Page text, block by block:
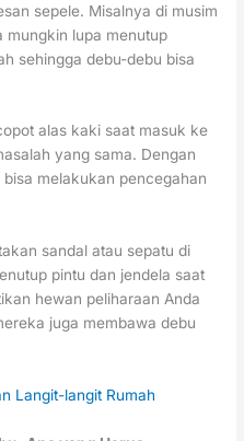
sepele. Misalnya di musim
mungkin lupa menutup
sehingga debu-debu bisa
alas kaki saat masuk ke
yang sama. Dengan
melakukan pencegahan
sandal atau sepatu di
pintu dan jendela saat
hewan peliharaan Anda
juga membawa debu
Langit-langit Rumah